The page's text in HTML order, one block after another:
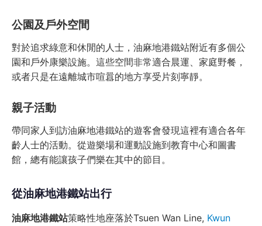
公園及戶外空間
對於追求綠意和休閒的人士，油麻地港鐵站附近有多個公
園和戶外康樂設施。這些空間非常適合晨運、家庭野餐，
或者只是在遠離城市喧囂的地方享受片刻寧靜。
親子活動
帶同家人到訪油麻地港鐵站的遊客會發現這裡有適合各年
齡人士的活動。從遊樂場和運動設施到教育中心和圖書
館，總有能讓孩子們樂在其中的節目。
從油麻地港鐵站出行
油麻地港鐵站策略性地座落於Tsuen Wan Line, Kwun